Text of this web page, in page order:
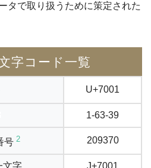
タで取り扱うために策定された
字コード一覧
U+7001
1-63-39
号 2 209370
文字 J+7001